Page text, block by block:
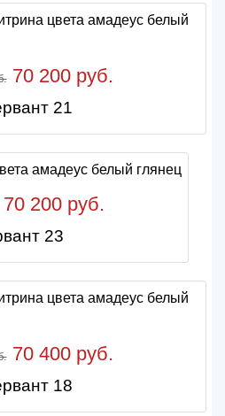
70 200 руб.
21
200 руб.
23
70 400 руб.
18